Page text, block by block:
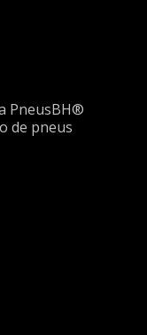
PneusBH®
de pneus